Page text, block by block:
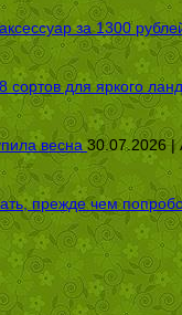
за 1300
сортов для яркого
весна 30.07.2026 |
прежде чем